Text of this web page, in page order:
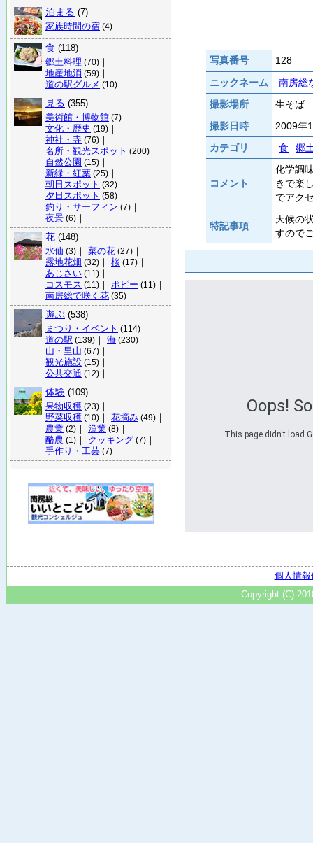
泊まる (7)
家族時間の宿 (4) ｜
食 (118)
郷土料理 (70) ｜
地産地消 (59) ｜
道の駅グルメ (10) ｜
見る (355)
美術館・博物館 (7) ｜
文化・歴史 (19) ｜
神社・寺 (76) ｜
名所・観光スポット (200) ｜
自然公園 (15) ｜
新緑・紅葉 (25) ｜
朝日スポット (32) ｜
夕日スポット (58) ｜
釣り・サーフィン (7) ｜
夜景 (6) ｜
花 (148)
水仙 (3) ｜ 菜の花 (27) ｜
露地花畑 (32) ｜ 桜 (17) ｜
あじさい (11) ｜
コスモス (11) ｜ ポピー (11) ｜
南房総で咲く花 (35) ｜
遊ぶ (538)
まつり・イベント (114) ｜
道の駅 (139) ｜ 海 (230) ｜
山・里山 (67) ｜
観光施設 (15) ｜
公共交通 (12) ｜
体験 (109)
果物収穫 (23) ｜
野菜収穫 (10) ｜ 花摘み (49) ｜
農業 (2) ｜ 漁業 (8) ｜
酪農 (1) ｜ クッキング (7) ｜
手作り・工芸 (7) ｜
写真番号
128
ニックネーム
南房総
撮影場所
生そば
撮影日時
2009年
カテゴリ
食 郷
コメント
化学調
きで楽
でアク
特記事項
天候の
すので
Oops!
This page didn't load
｜ 個人情
Copyright (C)